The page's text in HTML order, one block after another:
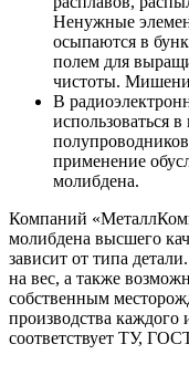
Ненужные
осыпаются в
полем для
чистоты. Мишени
В
использоваться
применение
молибдена.
Компаний
молибдена высшего
зависит от типа
на вес, а также
собственным
производства каждого
соответствует ТУ,